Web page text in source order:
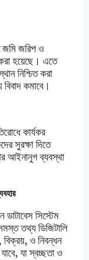
জরিপ ও
হয়েছে। এতে
নিশ্চিত করা
বিবাদ কমাবে।
কার্যকর
সুরক্ষা দিতে
আইনানুগ ব্যবস্থা
সিস্টেম
তথ্য ডিজিটালি
বিক্রয়, ও নিবন্ধন
যা স্বচ্ছতা ও